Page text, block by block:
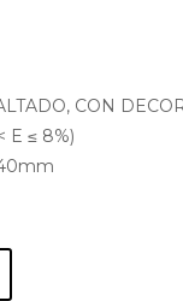
CON
E ≤ 8%)